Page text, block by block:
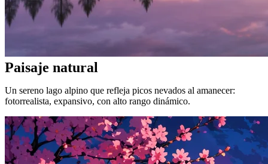
Paisaje natural
Un sereno lago alpino que refleja picos nevados al amanecer:
fotorrealista, expansivo, con alto rango dinámico.